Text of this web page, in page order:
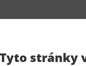
Tyto stránky